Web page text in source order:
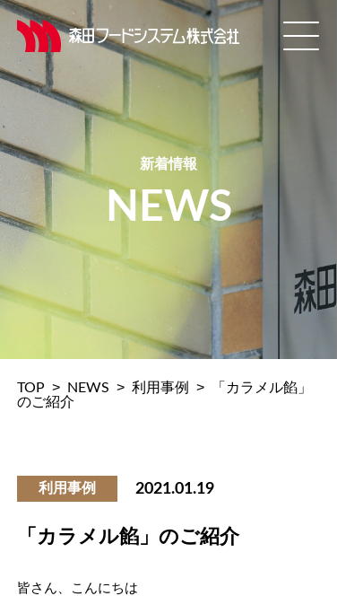
新着情報
NEWS
TOP > NEWS > 利用事例 >
「カラメル餡」
のご紹介
利用事例 2021.01.19
「カラメル餡」のご紹介
皆さん、こんにちは